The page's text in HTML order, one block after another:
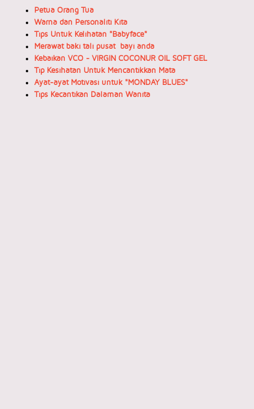
Petua Orang Tua
Warna dan Personaliti Kita
Tips Untuk Kelihatan "Babyface"
Merawat baki tali pusat bayi anda
Kebaikan VCO - VIRGIN COCONUR OIL SOFT GEL
Tip Kesihatan Untuk Mencantikkan Mata
Ayat-ayat Motivasi untuk "MONDAY BLUES"
Tips Kecantikan Dalaman Wanita